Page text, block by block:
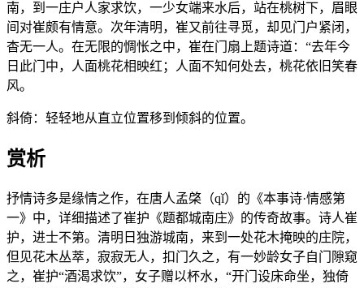
南，到一庄户人家求饮，一少女端来水后，站在桃树下，眉眼
间对崔颇有情意。次年清明，崔又前往寻觅，却见门户紧闭，
杳无一人。在无限的惆怅之中，崔在门扇上题诗道：“去年今
日此门中，人面桃花相映红；人面不知何处去，桃花依旧笑春
风。
斜倚：轻轻地从直立位置移到倾斜的位置。
赏析
抒情诗多是缘情之作，在唐人孟棨（qǐ）的《本事诗·情感第
一》中，详细描述了崔护《题都城南庄》的传奇故事。诗人崔
护，进士不第。清明日独游城南，来到一处花木掩映的庄院，
但见花木丛萃，寂寂无人，扣门久之，有一妙龄女子自门隙窥
之，崔护“酒渴求饮”，女子赠以杯水，“开门设床命坐，独倚